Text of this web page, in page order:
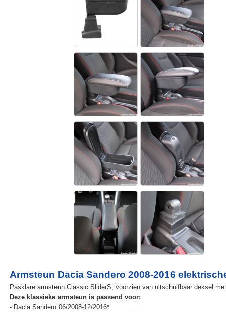
Armsteun Dacia Sandero 2008-2016
Pasklare armsteun Classic SliderS, voorzien van uitschuifbaar deksel
Deze klassieke armsteun is passend voor:
- Dacia Sandero 06/2008-12/2016*